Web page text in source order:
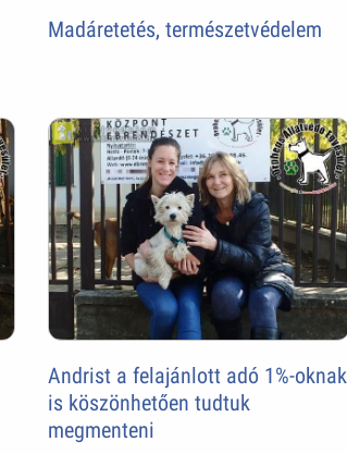
Madáretetés, természetvédelem
Andrist a felajánlott adó 1%-oknak
is köszönhetően tudtuk
megmenteni